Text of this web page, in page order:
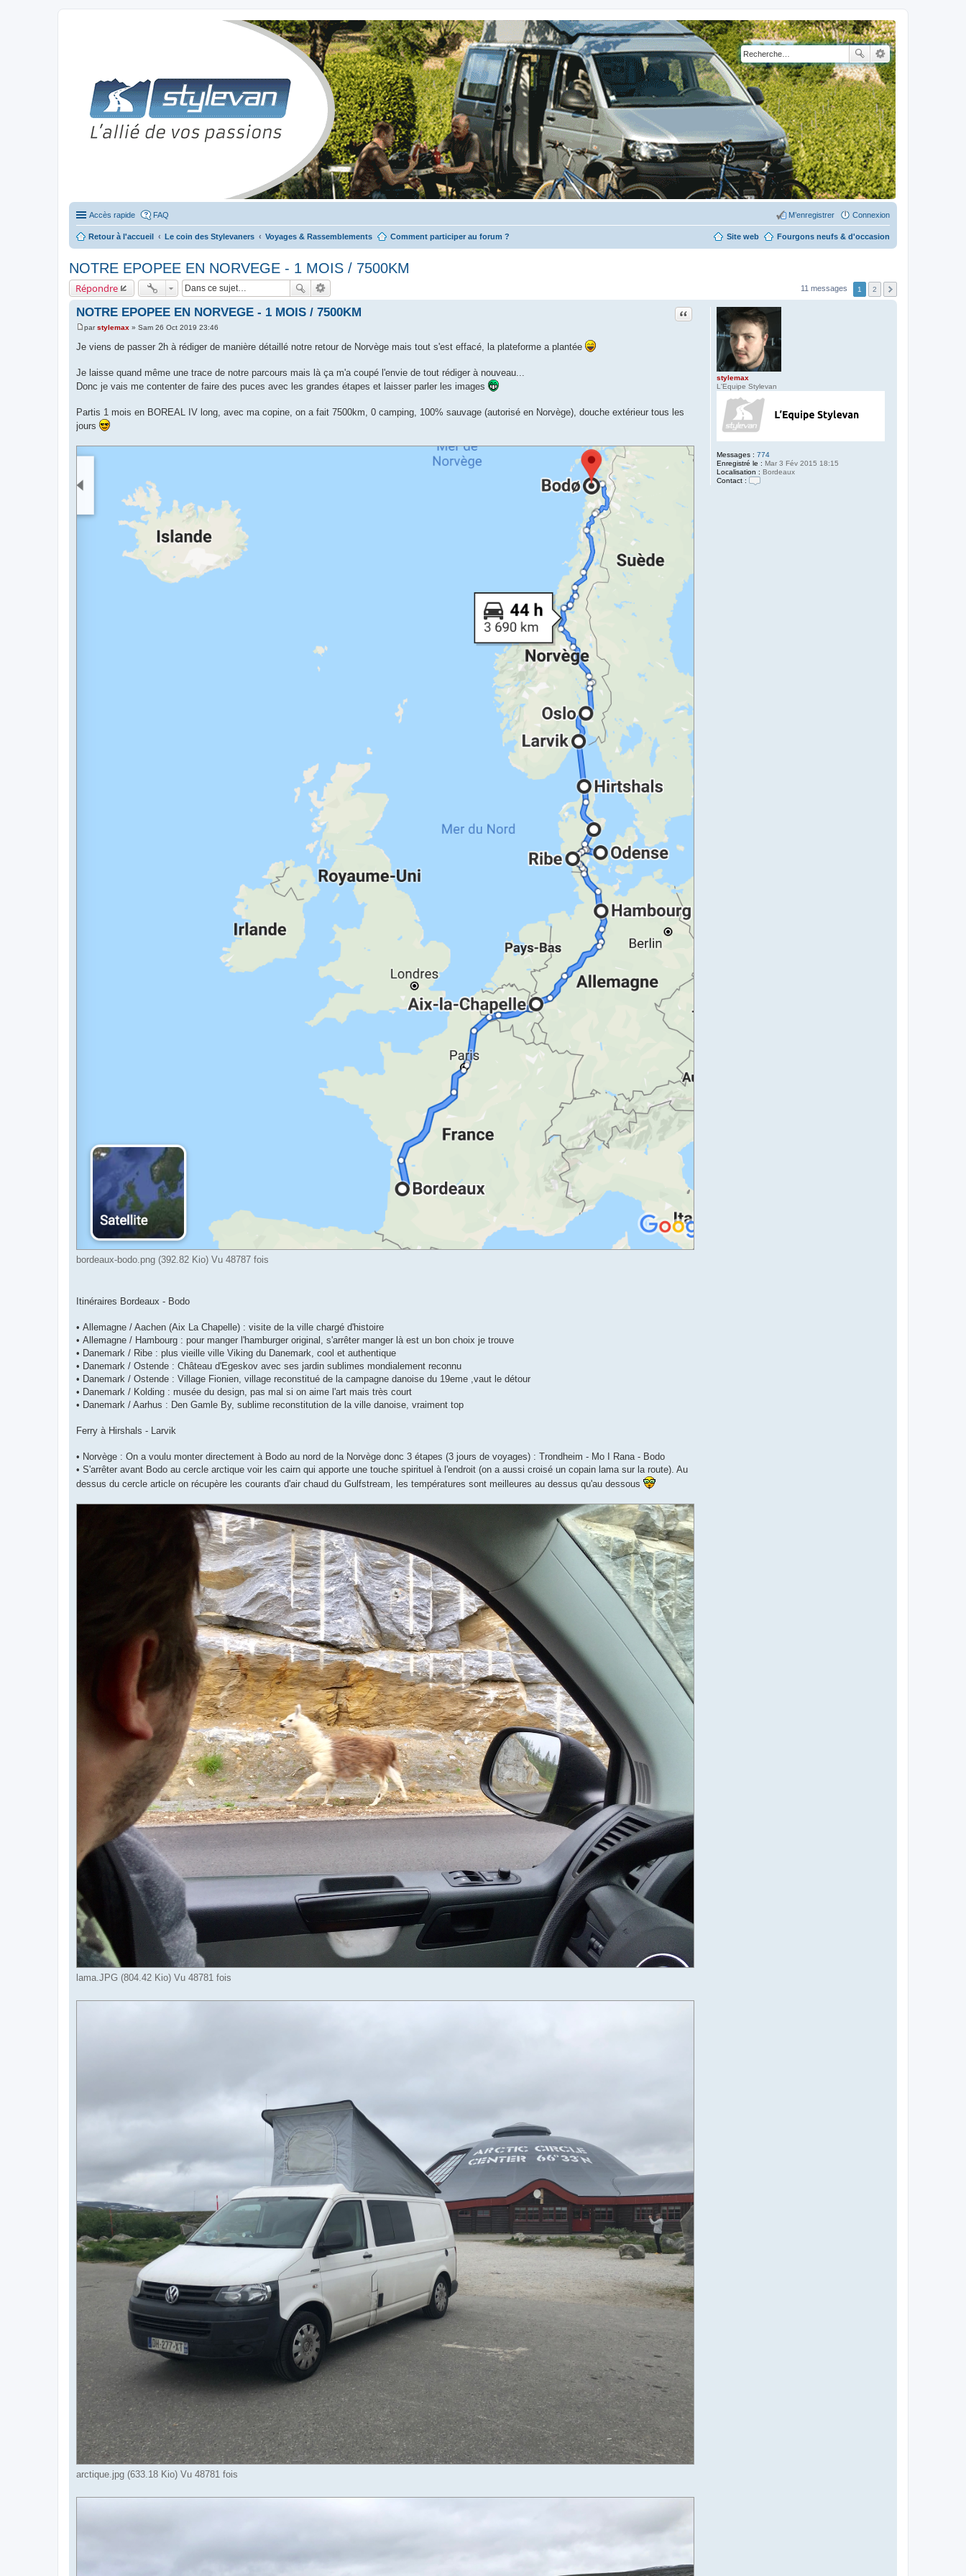
Stylevan - Vans aménagés
Accès rapide FAQ Connexion
M’enregistrer
Retour à l'accueil Le coin des Stylevaners Voyages & Rassemblements Comment participer au forum ? Fourgons neufs & d'occasion
Site web
NOTRE EPOPEE EN NORVEGE - 1 MOIS / 7500KM
Répondre 11 messages 1 2
stylemax
L'Equipe Stylevan
Messages : 774
Enregistré le : Mar 3 Fév 2015 18:15
Localisation : Bordeaux
Contact :
NOTRE EPOPEE EN NORVEGE - 1 MOIS / 7500KM Citation
M
s
g
e
parstylemax » Sam 26 Oct 2019 23:46
Je viens de passer 2h à rédiger de manière détaillé notre retour de Norvège mais tout s'est effacé, la plateforme a plantée
Je laisse quand même une trace de notre parcours mais là ça m'a coupé l'envie de tout rédiger à nouveau...
Donc je vais me contenter de faire des puces avec les grandes étapes et laisser parler les images
Partis 1 mois en BOREAL IV long, avec ma copine, on a fait 7500km, 0 camping, 100% sauvage (autorisé en Norvège), douche extérieur tous les
jours
bordeaux-bodo.png (392.82 Kio) Vu 48787 fois
Itinéraires Bordeaux - Bodo
• Allemagne / Aachen (Aix La Chapelle) : visite de la ville chargé d'histoire
• Allemagne / Hambourg : pour manger l'hamburger original, s'arrêter manger là est un bon choix je trouve
• Danemark / Ribe : plus vieille ville Viking du Danemark, cool et authentique
• Danemark / Ostende : Château d'Egeskov avec ses jardin sublimes mondialement reconnu
• Danemark / Ostende : Village Fionien, village reconstitué de la campagne danoise du 19eme ,vaut le détour
• Danemark / Kolding : musée du design, pas mal si on aime l'art mais très court
• Danemark / Aarhus : Den Gamle By, sublime reconstitution de la ville danoise, vraiment top
Ferry à Hirshals - Larvik
• Norvège : On a voulu monter directement à Bodo au nord de la Norvège donc 3 étapes (3 jours de voyages) : Trondheim - Mo I Rana - Bodo
• S'arrêter avant Bodo au cercle arctique voir les cairn qui apporte une touche spirituel à l'endroit (on a aussi croisé un copain lama sur la route). Au
dessus du cercle article on récupère les courants d'air chaud du Gulfstream, les températures sont meilleures au dessus qu'au dessous
lama.JPG (804.42 Kio) Vu 48781 fois
arctique.jpg (633.18 Kio) Vu 48781 fois